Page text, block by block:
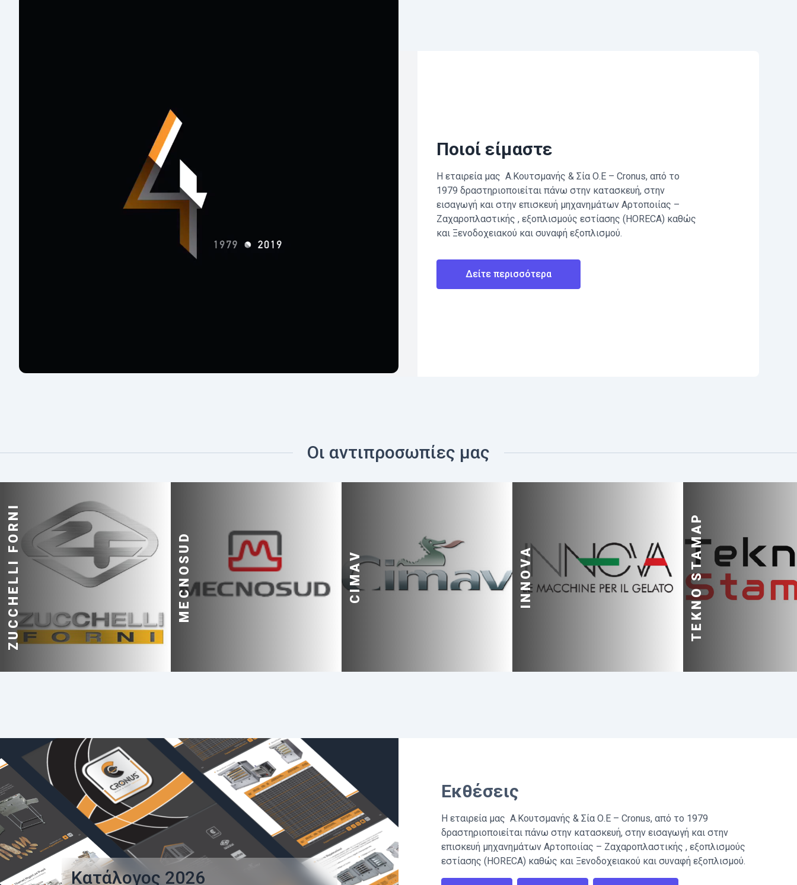
Ποιοί είμαστε
Η εταιρεία μας Α.Κουτσμανής & Σία Ο.Ε – Cronus, από το
1979 δραστηριοποιείται πάνω στην κατασκευή, στην
εισαγωγή και στην επισκευή μηχανημάτων Αρτοποιίας –
Ζαχαροπλαστικής , εξοπλισμούς εστίασης (HORECA) καθώς
και Ξενοδοχειακού και συναφή εξοπλισμού.
Δείτε περισσότερα
Οι αντιπροσωπίες μας
ZUCCHELLI FORNI MECNOSUD CIMAV INNOVA TEKNO STAMAP
Κατάλογος 2026
Εκθέσεις
Η εταιρεία μας Α.Κουτσμανής & Σία Ο.Ε – Cronus, από το 1979
δραστηριοποιείται πάνω στην κατασκευή, στην εισαγωγή και στην
επισκευή μηχανημάτων Αρτοποιίας – Ζαχαροπλαστικής , εξοπλισμούς
εστίασης (HORECA) καθώς και Ξενοδοχειακού και συναφή εξοπλισμού.